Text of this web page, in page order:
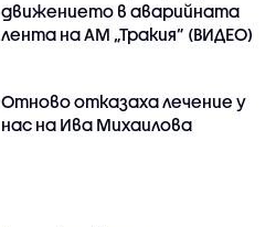
движението в аварийната
лента на АМ „Тракия” (ВИДЕО)
Отново отказаха лечение у
нас на Ива Михаилова